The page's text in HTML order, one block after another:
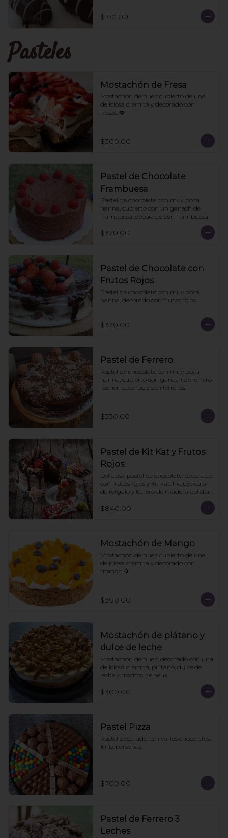
$190.00
Pasteles
Mostachón de Fresa
Mostachón de nuez cubierto de una
deliciosa cremita y decorado con
fresas. 🍓
$300.00
Pastel de Chocolate
Frambuesa
Pastel de chocolate con muy poca
harina, cubierto con un ganash de
frambuesa, decorado con frambuesa.
$320.00
Pastel de Chocolate con
Frutos Rojos
Pastel de chocolate con muy poca
harina, decorado con frutos rojos.
$320.00
Pastel de Ferrero
Pastel de chocolate con muy poca
harina, cubierto con ganash de ferrero
rocher, decorado con ferreros.
$330.00
Pastel de Kit Kat y Frutos
Rojos.
Delicioso pastel de chocolate, decorado
con frutos rojos y kit kat. Incluye caja
de rergalo y letrero de madera del día
de las madres. 10- 12 personas. Pedir
con un día de anticipación
$840.00
Mostachón de Mango
Mostachón de nuez cubierto de una
deliciosa cremita y decorado con
mango.🥭
$300.00
Mostachón de plátano y
dulce de leche
Mostachón de nuez, decorado con una
deliciosa cremita, pl´tano, dulce de
leche y trocitos de neux
$300.00
Pastel Pizza
Pastel decorado con varios chocolates.
10-12 personas.
$700.00
Pastel de Ferrero 3
Leches